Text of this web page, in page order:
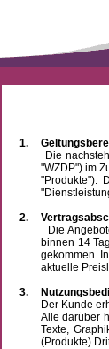
1.
Die
"WZDP") im
"Produkte").
2.
Die Angebote
binnen 14
gekommen.
aktuelle
3.
Der Kunde
Alle darüber
Texte,
(Produkte)